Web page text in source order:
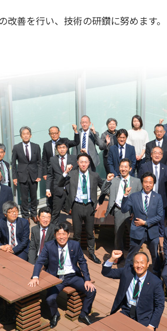
改善を行い、技術の研鑽に努めます。